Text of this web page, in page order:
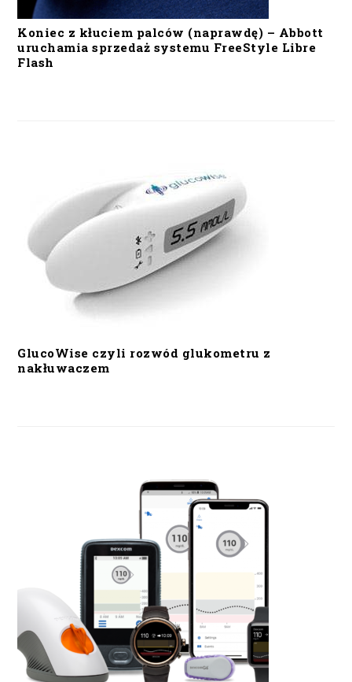
Koniec z kłuciem palców (naprawdę) – Abbott
uruchamia sprzedaż systemu FreeStyle Libre
Flash
GlucoWise czyli rozwód glukometru z
nakłuwaczem